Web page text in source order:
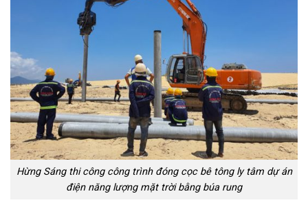
Hừng Sáng thi công công trình đóng cọc bê tông ly tâm dự án
điện năng lượng mặt trời bằng búa rung